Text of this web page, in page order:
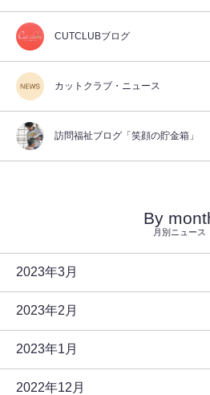
CUTCLUBブログ
カットクラブ・ニュース
訪問福祉ブログ「笑顔の貯金箱」
By
月別ニュース
2023年3月
2023年2月
2023年1月
2022年12月